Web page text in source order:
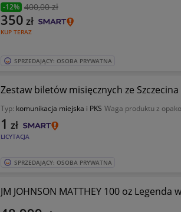
-12% 400,00 zł
KUP TERAZ
350 zł
SPRZEDAJĄCY: OSOBA PRYWATNA
Zestaw biletów misięcznych ze Szczecina
Typ: komunikacja miejska i PKS Waga produktu z
LICYTACJA
1 zł
SPRZEDAJĄCY: OSOBA PRYWATNA
JM JOHNSON MATTHEY 100 oz Legenda